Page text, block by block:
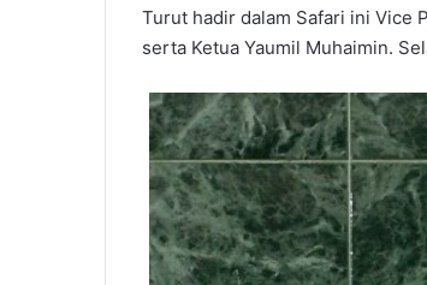
Turut hadir dalam Safari ini Vice
serta Ketua Yaumil Muhaimin.